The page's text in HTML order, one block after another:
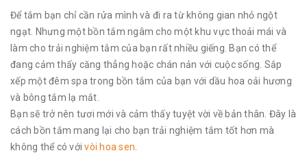
Để tắm bạn chỉ cần rửa mình và đi ra từ không gian nhỏ ngột
ngạt. Nhưng một bồn tắm ngâm cho một khu vực thoải mái và
làm cho trải nghiệm tắm của bạn rất nhiều giếng. Bạn có thể
đang cảm thấy căng thẳng hoặc chán nản với cuộc sống. Sắp
xếp một đêm spa trong bồn tắm của bạn với dầu hoa oải hương
và bông tắm lạ mắt.
Bạn sẽ trở nên tươi mới và cảm thấy tuyệt vời về bản thân. Đây là
cách bồn tắm mang lại cho bạn trải nghiệm tắm tốt hơn mà
không thể có vớivòi hoa sen